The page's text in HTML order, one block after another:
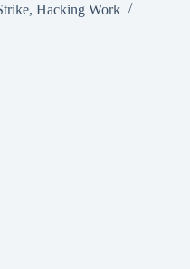
, Hacking Work